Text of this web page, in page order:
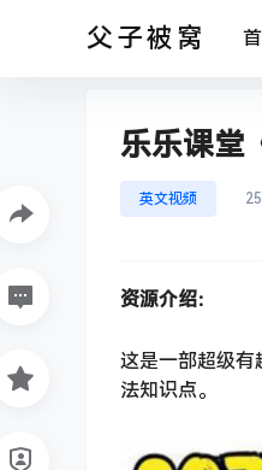
父子被窝
乐乐课堂
英文视频
资源介绍：
这是一部超级有
法知识点。